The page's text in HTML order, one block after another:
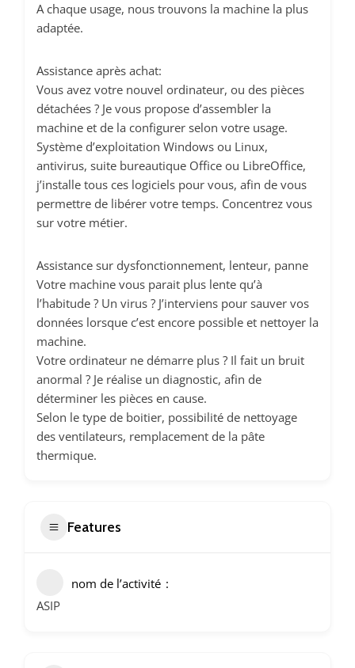
A chaque usage, nous trouvons la machine la plus
adaptée.
Assistance après achat:
Vous avez votre nouvel ordinateur, ou des pièces
détachées ? Je vous propose d’assembler la
machine et de la configurer selon votre usage.
Système d’exploitation Windows ou Linux,
antivirus, suite bureautique Office ou LibreOffice,
j’installe tous ces logiciels pour vous, afin de vous
permettre de libérer votre temps. Concentrez vous
sur votre métier.
Assistance sur dysfonctionnement, lenteur, panne
Votre machine vous parait plus lente qu’à
l’habitude ? Un virus ? J’interviens pour sauver vos
données lorsque c’est encore possible et nettoyer la
machine.
Votre ordinateur ne démarre plus ? Il fait un bruit
anormal ? Je réalise un diagnostic, afin de
déterminer les pièces en cause.
Selon le type de boitier, possibilité de nettoyage
des ventilateurs, remplacement de la pâte
thermique.
Features
nom de l’activité
ASIP
servent à
améliorer la
navigation
en
fournissant
plus de
services.
sont utilisés
par des tiers
pour vos
proposer des
services
Nous n'en
n’utilisons pas
sur notre site
et il ne sont
pas